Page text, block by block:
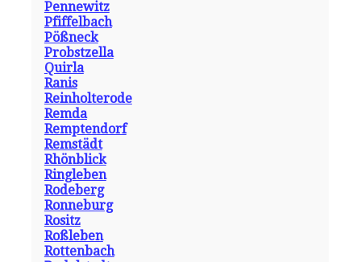
Pennewitz
Pfiffelbach
Pößneck
Probstzella
Quirla
Ranis
Reinholterode
Remda
Remptendorf
Remstädt
Rhönblick
Ringleben
Rodeberg
Ronneburg
Rositz
Roßleben
Rottenbach